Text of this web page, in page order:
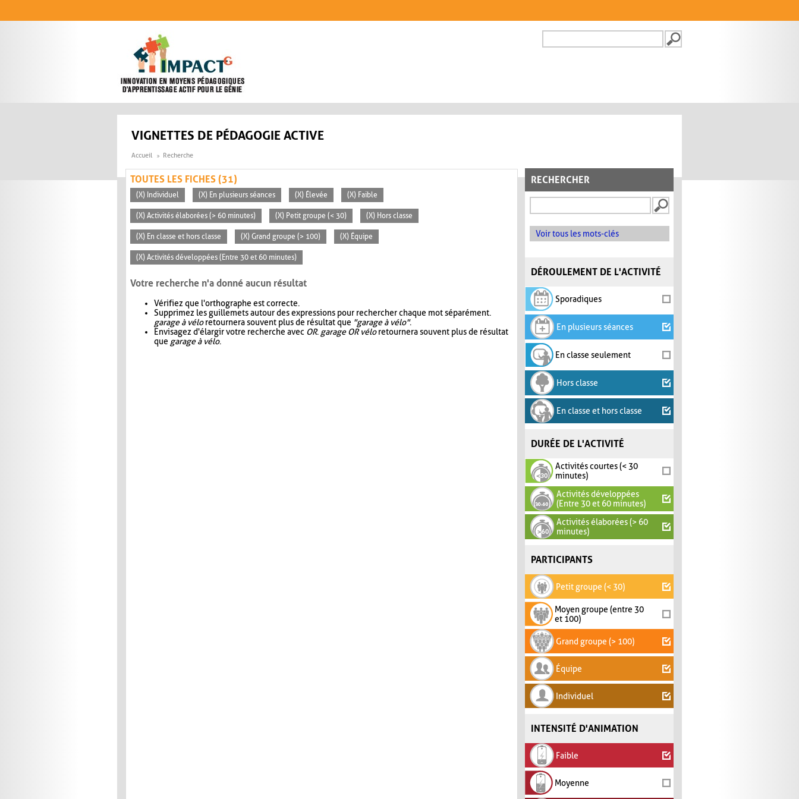
FORMULAIRE DE
VIGNETTES DE PÉDAGOGIE ACTIVE
Accueil Recherche
RECHERCHER
Voir tous les mots-clés
DÉROULEMENT DE L'ACTIVITÉ
Sporadiques
En plusieurs séances
En classe seulement
Hors classe
En classe et hors classe
DURÉE DE L'ACTIVITÉ
Activités courtes (< 30
minutes)
Activités développées
(Entre 30 et 60 minutes)
Activités élaborées (> 60
minutes)
PARTICIPANTS
Petit groupe (< 30)
Moyen groupe (entre 30
et 100)
Grand groupe (> 100)
Équipe
Individuel
INTENSITÉ D'ANIMATION
Faible
Moyenne
TOUTES LES FICHES (31)
(X) Individuel (X) En plusieurs séances (X) Élevée (X) Faible
(X) Activités élaborées (> 60 minutes) (X) Petit groupe (< 30) (X) Hors classe
(X) En classe et hors classe (X) Grand groupe (> 100) (X) Équipe
(X) Activités développées (Entre 30 et 60 minutes)
Votre recherche n'a donné aucun résultat
Vérifiez que l'orthographe est correcte.
Supprimez les guillemets autour des expressions pour rechercher chaque mot séparément.
garage à véloretournera souvent plus de résultat que "garage à vélo".
Envisagez d'élargir votre recherche avec OR. garage OR véloretournera souvent plus de résultat
que garage à vélo.